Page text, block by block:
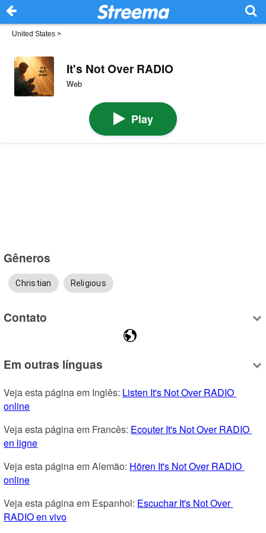
United States >
It's Not Over RADIO
Web
Play
Gêneros
Christian Religious
Contato
Em outras línguas
Veja esta página em Inglês: Listen It's Not Over RADIO
online
Veja esta página em Francês: Ecouter It's Not Over RADIO
en ligne
Veja esta página em Alemão: Hören It's Not Over RADIO
online
Veja esta página em Espanhol: Escuchar It's Not Over
RADIO en vivo